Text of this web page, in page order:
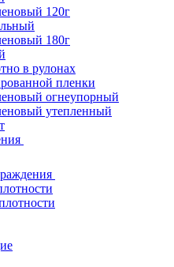
120г
180г
в рулонах
пленки
огнеупорный
утепленный